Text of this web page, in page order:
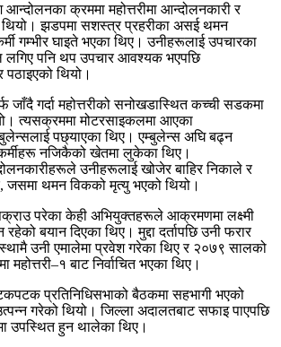
क्रममा महोत्तरीमा आन्दोलनकारी र
थियो। झडपमा सशस्त्र प्रहरीका असई थमन
गम्भीर घाइते भएका थिए। उनीहरूलाई उपचारका
लगिए पनि थप उपचार आवश्यक भएपछि
थियो।
गर्दा महोत्तरीको सनोखडास्थित कच्ची सडकमा
त्यसक्रममा मोटरसाइकलमा आएका
पछ्याएका थिए। एम्बुलेन्स अघि बढ्न
नजिकैको खेतमा लुकेका थिए।
उनीहरूलाई खोजेर बाहिर निकाले र
थमन विकको मृत्यु भएको थियो।
परेका केही अभियुक्तहरूले आक्रमणमा लक्ष्मी
बयान दिएका थिए। मुद्दा दर्तापछि उनी फरार
उनी एमालेमा प्रवेश गरेका थिए र २०७९ सालको
महोत्तरी–१ बाट निर्वाचित भएका थिए।
प्रतिनिधिसभाको बैठकमा सहभागी भएको
गरेको थियो। जिल्ला अदालतबाट सफाइ पाएपछि
उपस्थित हुन थालेका थिए।